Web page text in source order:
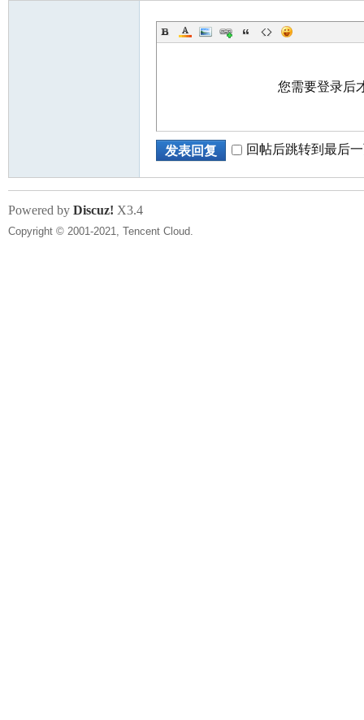
您需要登录后
发表回复 回帖后跳转到最后
Powered by Discuz! X3.4
Copyright © 2001-2021, Tencent Cloud.